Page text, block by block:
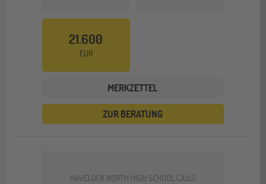
21.600
EUR
MERKZETTEL
ZUR BERATUNG
HAVELOCK NORTH HIGH SCHOOL (JULI)